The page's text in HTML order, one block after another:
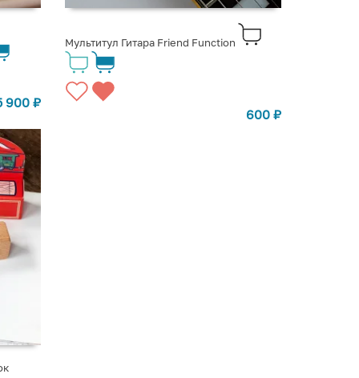
900 ₽
Мультитул Гитара Friend Function
600 ₽